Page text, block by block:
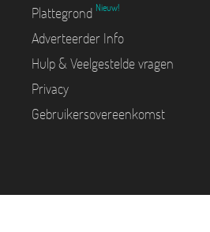
Plattegrond Nieuw!
Adverteerder Info
Hulp & Veelgestelde vragen
Privacy
Gebruikersovereenkomst